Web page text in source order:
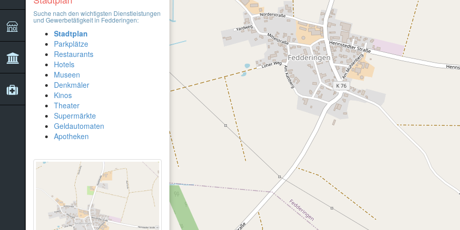
Suche nach den wichtigsten Dienstleistungen
und Gewerbetätigkeit in Fedderingen:
Stadtplan
Parkplätze
Restaurants
Hotels
Museen
Denkmäler
Kinos
Theater
Supermärkte
Geldautomaten
Apotheken